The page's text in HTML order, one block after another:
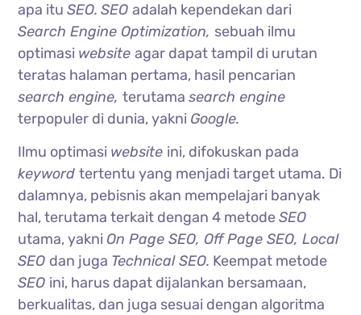
apa ituSEO. SEOadalah kependekan dari
Search Engine Optimization, sebuah ilmu
optimasi websiteagar dapat tampil di urutan
teratas halaman pertama, hasil pencarian
search engine,terutamasearch engine
terpopuler di dunia, yakni Google.
Ilmu optimasi website ini, difokuskan pada
keywordtertentu yang menjadi target utama. Di
dalamnya, pebisnis akan mempelajari banyak
hal, terutama terkait dengan 4 metodeSEO
utama, yakni On Page SEO, Off Page SEO, Local
SEO dan juga Technical SEO. Keempat metode
SEO ini, harus dapat dijalankan bersamaan,
berkualitas, dan juga sesuai dengan algoritma